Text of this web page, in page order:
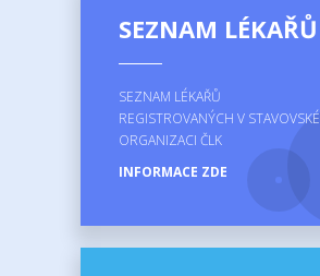
SEZNAM LÉKAŘŮ
SEZNAM LÉKAŘŮ
REGISTROVANÝCH V STAVOVSKÉ
ORGANIZACI ČLK
INFORMACE ZDE